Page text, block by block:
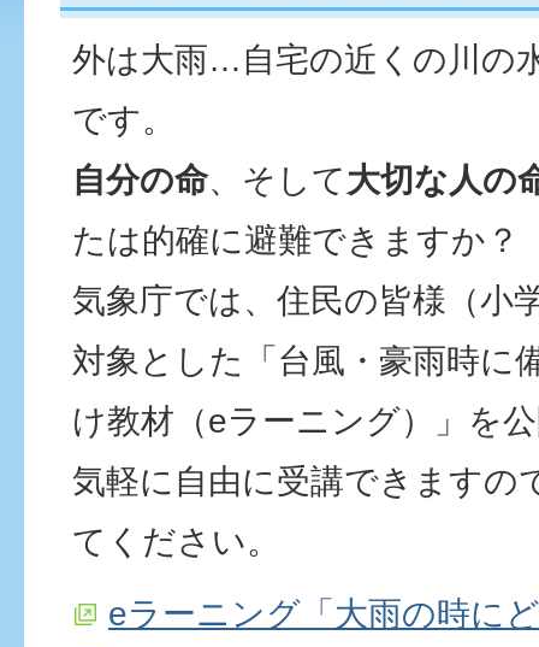
外は大雨…自宅の近くの川の
です。
自分の命、そして大切な人の
たは的確に避難できますか？
気象庁では、住民の皆様（小
対象とした「台風・豪雨時に
け教材（eラーニング）」を
気軽に自由に受講できますの
てください。
eラーニング「大雨の時に